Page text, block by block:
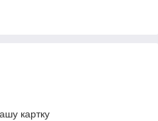
картку